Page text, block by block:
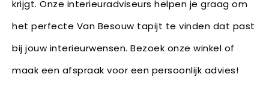
krijgt. Onze interieuradviseurs helpen je graag om
het perfecte Van Besouw tapijt te vinden dat past
bij jouw interieurwensen. Bezoek onze winkel of
maak een afspraak voor een persoonlijk advies!